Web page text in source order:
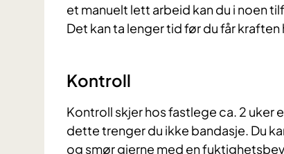
et manuelt lett arbeid kan du i noen
Det kan ta lenger tid før du får
Kontroll
Kontroll skjer hos fastlege ca. 2 uker
dette trenger du ikke bandasje. Du
og smør gjerne med en